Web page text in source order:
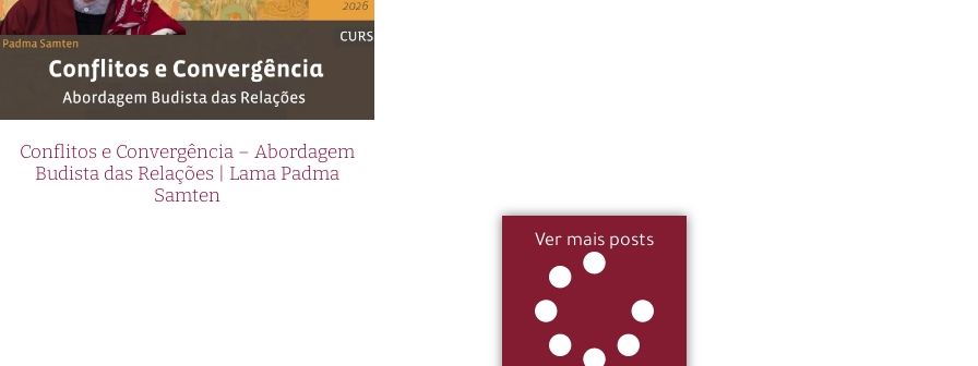
Conflitos e Convergência – Abordagem
Budista das Relações | Lama Padma
Samten
Ver mais posts